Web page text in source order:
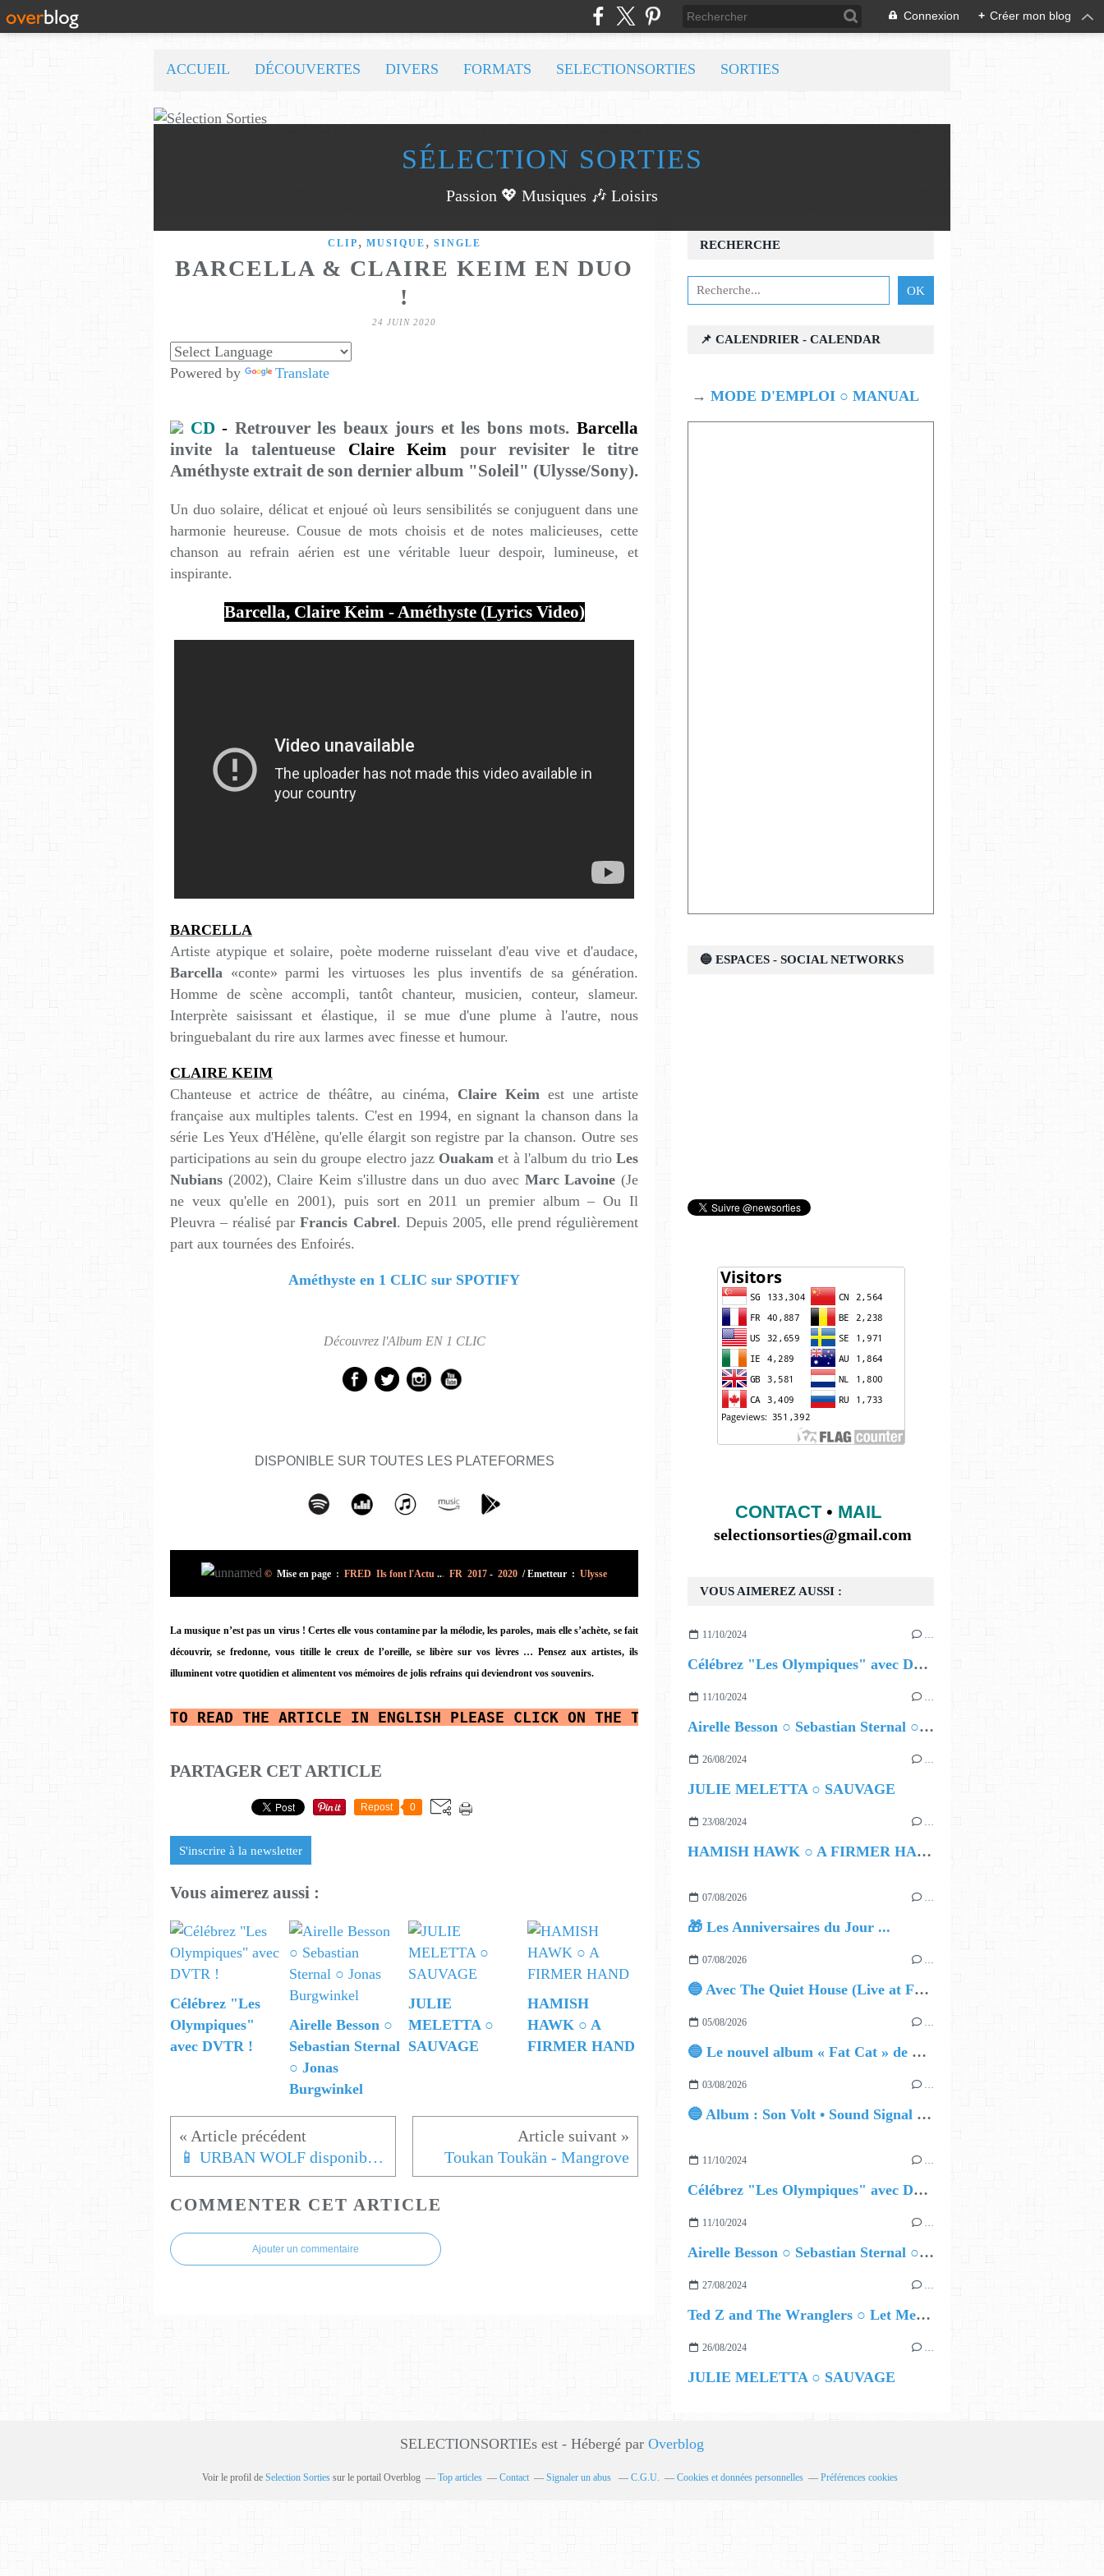
Connexion + Créer mon blog
SÉLECTION SORTIES
Passion 💖 Musiques 🎶 Loisirs
ACCUEIL DÉCOUVERTES DIVERS FORMATS SELECTIONSORTIES SORTIES
CLIP , MUSIQUE , SINGLE
BARCELLA & CLAIRE KEIM EN DUO
!
24 JUIN 2020
Powered by Translate
CD- Retrouver les beaux jours et les bons mots.Barcella
invite la talentueuse Claire Keim pour revisiter le titre
Améthyste extrait de son dernier album "Soleil" (Ulysse/Sony).
Un duo solaire, délicat et enjoué où leurs sensibilités se conjuguent dans une
harmonie heureuse. Cousue de mots choisis et de notes malicieuses, cette
chanson au refrain aérien est une véritable lueur despoir, lumineuse, et
inspirante.
Barcella, Claire Keim - Améthyste (Lyrics Video)
BARCELLA
Artiste atypique et solaire, poète moderne ruisselant d'eau vive et d'audace,
Barcella «conte» parmi les virtuoses les plus inventifs de sa génération.
Homme de scène accompli, tantôt chanteur, musicien, conteur, slameur.
Interprète saisissant et élastique, il se mue d'une plume à l'autre, nous
bringuebalant du rire aux larmes avec finesse et humour.
CLAIRE KEIM
Chanteuse et actrice de théâtre, au cinéma, Claire Keim est une artiste
française aux multiples talents. C'est en 1994, en signant la chanson dans la
série Les Yeux d'Hélène, qu'elle élargit son registre par la chanson. Outre ses
participations au sein du groupe electro jazz Ouakamet à l'album du trioLes
Nubians (2002), Claire Keim s'illustre dans un duo avec Marc Lavoine (Je
ne veux qu'elle en 2001), puis sort en 2011 un premier album – Ou Il
Pleuvra – réalisé parFrancis Cabrel. Depuis 2005, elle prend régulièrement
part aux tournées des Enfoirés.
Améthyste en 1 CLIC sur SPOTIFY
Découvrez l'Album EN 1 CLIC
DISPONIBLE SUR TOUTES LES PLATEFORMES
© Mise en page : FRED Ils font l'Actu ... FR 2017 - 2020 /Emetteur : Ulysse
La musique n’est pas un virus ! Certes elle vous contamine par la mélodie, les paroles, mais elle s’achète, se fait
découvrir, se fredonne, vous titille le creux de l’oreille, se libère sur vos lèvres …Pensez aux artistes, ils
illuminent votre quotidien et alimentent vos mémoires de jolis refrains qui deviendront vos souvenirs.
TO READ THE ARTICLE IN ENGLISH PLEASE CLICK ON THE TRANSLATOR AT THE TOP LEFT, THEN ENGLISH
PARTAGER CET ARTICLE
Repost 0
S'inscrire à la newsletter
Vous aimerez aussi :
Célébrez "Les
Olympiques"
avec DVTR !
Airelle Besson ○
Sebastian Sternal
○ Jonas
Burgwinkel
JULIE
MELETTA ○
SAUVAGE
HAMISH
HAWK ○ A
FIRMER HAND
📱 URBAN WOLF disponible sur Apple Store Toukan Toukän - Mangrove
COMMENTER CET ARTICLE
Ajouter un commentaire
RECHERCHE
VOUS AIMEREZ AUSSI :
11/10/2024 …
Célébrez "Les Olympiques" avec DVTR !
11/10/2024 …
Airelle Besson ○ Sebastian Sternal ○ Jonas Burgwinkel
26/08/2024 …
JULIE MELETTA ○ SAUVAGE
23/08/2024 …
HAMISH HAWK ○ A FIRMER HAND
07/08/2026 …
🎁 Les Anniversaires du Jour ...
07/08/2026 …
🔵 Avec The Quiet House (Live at Funkhaus), Kenzo Zurzolo livre une performance aussi intense qu'envoûtante.
05/08/2026 …
🔵 Le nouvel album « Fat Cat » de Delilah Holliday (sortie le 30 Octobre 2026)
03/08/2026 …
🔵 Album : Son Volt • Sound Signal Serenades
11/10/2024 …
Célébrez "Les Olympiques" avec DVTR !
11/10/2024 …
Airelle Besson ○ Sebastian Sternal ○ Jonas Burgwinkel
27/08/2024 …
Ted Z and The Wranglers ○ Let Me Be Your Sin
26/08/2024 …
JULIE MELETTA ○ SAUVAGE
📌 CALENDRIER - CALENDAR
→ MODE D'EMPLOI ○ MANUAL
🔵 ESPACES - SOCIAL NETWORKS
CONTACT• MAIL
selectionsorties@gmail.com
SELECTIONSORTIEs est - Hébergé par Overblog
Voir le profil de Selection Sortiessur le portail Overblog Top articles Contact Signaler un abus C.G.U. Cookies et données personnelles Préférences cookies